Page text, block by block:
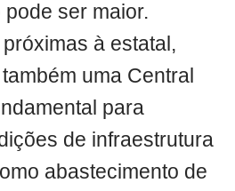
ser maior.
à estatal,
uma Central
para
de infraestrutura
abastecimento de